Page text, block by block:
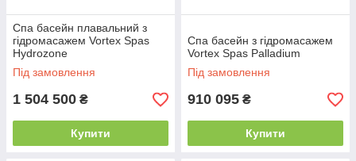
Спа басейн плавальний з
гідромасажем Vortex Spas
Hydrozone
Під замовлення
1 504 500 ₴
Купити
Спа басейн з гідромасажем
Vortex Spas Palladium
Під замовлення
910 095 ₴
Купити